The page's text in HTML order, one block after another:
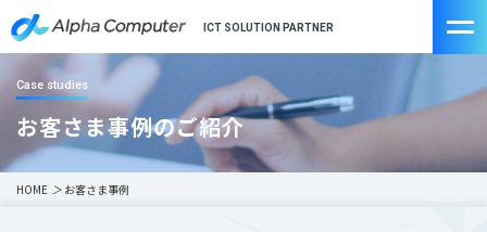
ICT SOLUTION PARTNER
Case studies
お客さま事例のご紹介
HOME ＞ お客さま事例